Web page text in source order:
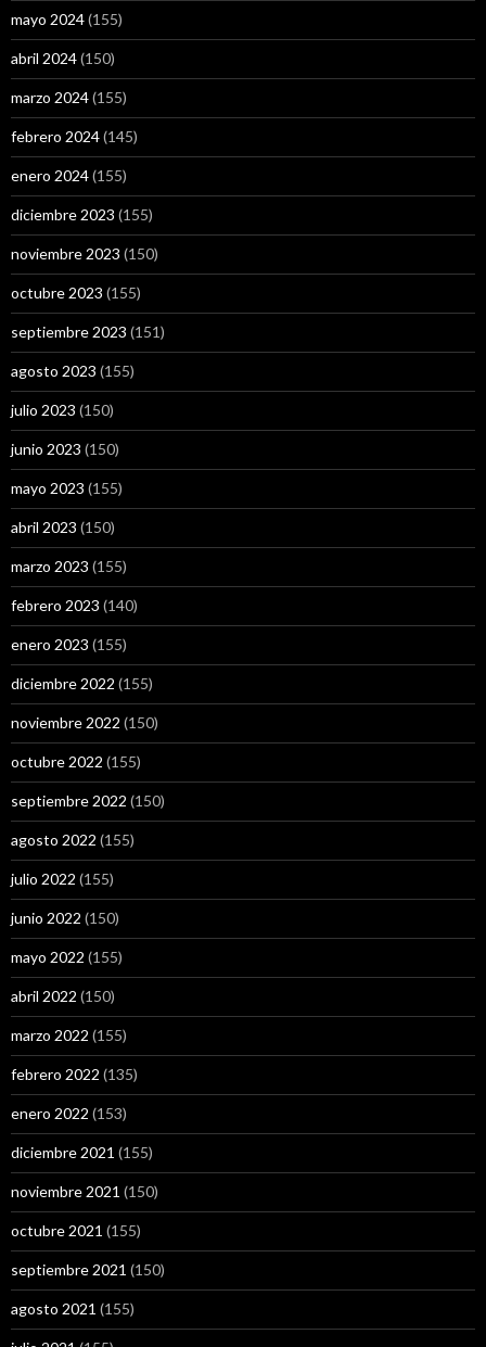
mayo 2024(155)
abril 2024(150)
marzo 2024(155)
febrero 2024(145)
enero 2024(155)
diciembre 2023 (155)
noviembre 2023 (150)
octubre 2023 (155)
septiembre 2023 (151)
agosto 2023 (155)
julio 2023 (150)
junio 2023 (150)
mayo 2023 (155)
abril 2023 (150)
marzo 2023 (155)
febrero 2023 (140)
enero 2023 (155)
diciembre 2022 (155)
noviembre 2022 (150)
octubre 2022 (155)
septiembre 2022 (150)
agosto 2022 (155)
julio 2022 (155)
junio 2022 (150)
mayo 2022 (155)
abril 2022 (150)
marzo 2022 (155)
febrero 2022 (135)
enero 2022 (153)
diciembre 2021 (155)
noviembre 2021 (150)
octubre 2021 (155)
septiembre 2021 (150)
agosto 2021 (155)